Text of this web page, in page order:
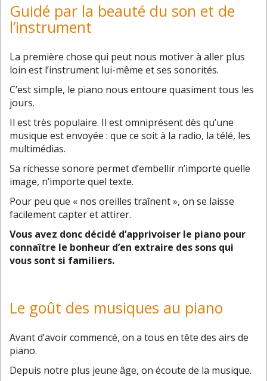
Guidé par la beauté du son et de
l’instrument
La première chose qui peut nous motiver à aller plus
loin est l’instrument lui-même et ses sonorités.
C’est simple, le piano nous entoure quasiment tous les
jours.
Il est très populaire. Il est omniprésent dès qu’une
musique est envoyée : que ce soit à la radio, la télé, les
multimédias.
Sa richesse sonore permet d’embellir n’importe quelle
image, n’importe quel texte.
Pour peu que « nos oreilles traînent », on se laisse
facilement capter et attirer.
Vous avez donc décidé d’apprivoiser le piano pour
connaître le bonheur d’en extraire des sons qui
vous sont si familiers.
Le goût des musiques au piano
Avant d’avoir commencé, on a tous en tête des airs de
piano.
Depuis notre plus jeune âge, on écoute de la musique.